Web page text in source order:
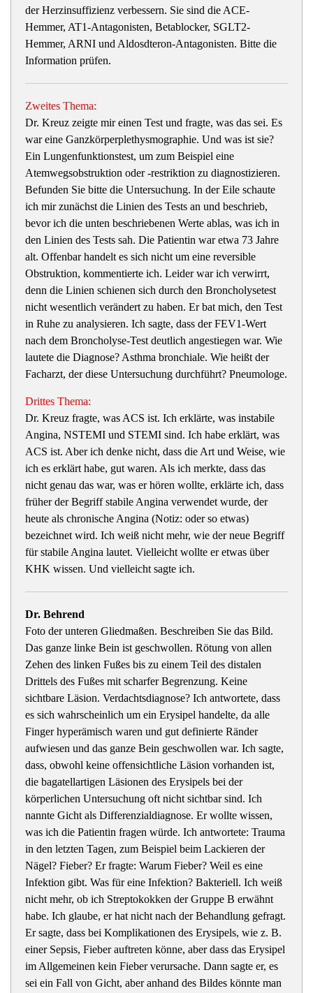
der Herzinsuffizienz verbessern. Sie sind die ACE-
Hemmer, AT1-Antagonisten, Betablocker, SGLT2-
Hemmer, ARNI und Aldosdteron-Antagonisten. Bitte die
Information prüfen.
Zweites Thema:
Dr. Kreuz zeigte mir einen Test und fragte, was das sei. Es
war eine Ganzkörperplethysmographie. Und was ist sie?
Ein Lungenfunktionstest, um zum Beispiel eine
Atemwegsobstruktion oder -restriktion zu diagnostizieren.
Befunden Sie bitte die Untersuchung. In der Eile schaute
ich mir zunächst die Linien des Tests an und beschrieb,
bevor ich die unten beschriebenen Werte ablas, was ich in
den Linien des Tests sah. Die Patientin war etwa 73 Jahre
alt. Offenbar handelt es sich nicht um eine reversible
Obstruktion, kommentierte ich. Leider war ich verwirrt,
denn die Linien schienen sich durch den Broncholysetest
nicht wesentlich verändert zu haben. Er bat mich, den Test
in Ruhe zu analysieren. Ich sagte, dass der FEV1-Wert
nach dem Broncholyse-Test deutlich angestiegen war. Wie
lautete die Diagnose? Asthma bronchiale. Wie heißt der
Facharzt, der diese Untersuchung durchführt? Pneumologe.
Drittes Thema:
Dr. Kreuz fragte, was ACS ist. Ich erklärte, was instabile
Angina, NSTEMI und STEMI sind. Ich habe erklärt, was
ACS ist. Aber ich denke nicht, dass die Art und Weise, wie
ich es erklärt habe, gut waren. Als ich merkte, dass das
nicht genau das war, was er hören wollte, erklärte ich, dass
früher der Begriff stabile Angina verwendet wurde, der
heute als chronische Angina (Notiz: oder so etwas)
bezeichnet wird. Ich weiß nicht mehr, wie der neue Begriff
für stabile Angina lautet. Vielleicht wollte er etwas über
KHK wissen. Und vielleicht sagte ich.
Dr. Behrend
Foto der unteren Gliedmaßen. Beschreiben Sie das Bild.
Das ganze linke Bein ist geschwollen. Rötung von allen
Zehen des linken Fußes bis zu einem Teil des distalen
Drittels des Fußes mit scharfer Begrenzung. Keine
sichtbare Läsion. Verdachtsdiagnose? Ich antwortete, dass
es sich wahrscheinlich um ein Erysipel handelte, da alle
Finger hyperämisch waren und gut definierte Ränder
aufwiesen und das ganze Bein geschwollen war. Ich sagte,
dass, obwohl keine offensichtliche Läsion vorhanden ist,
die bagatellartigen Läsionen des Erysipels bei der
körperlichen Untersuchung oft nicht sichtbar sind. Ich
nannte Gicht als Differenzialdiagnose. Er wollte wissen,
was ich die Patientin fragen würde. Ich antwortete: Trauma
in den letzten Tagen, zum Beispiel beim Lackieren der
Nägel? Fieber? Er fragte: Warum Fieber? Weil es eine
Infektion gibt. Was für eine Infektion? Bakteriell. Ich weiß
nicht mehr, ob ich Streptokokken der Gruppe B erwähnt
habe. Ich glaube, er hat nicht nach der Behandlung gefragt.
Er sagte, dass bei Komplikationen des Erysipels, wie z. B.
einer Sepsis, Fieber auftreten könne, aber dass das Erysipel
im Allgemeinen kein Fieber verursache. Dann sagte er, es
sei ein Fall von Gicht, aber anhand des Bildes könnte man